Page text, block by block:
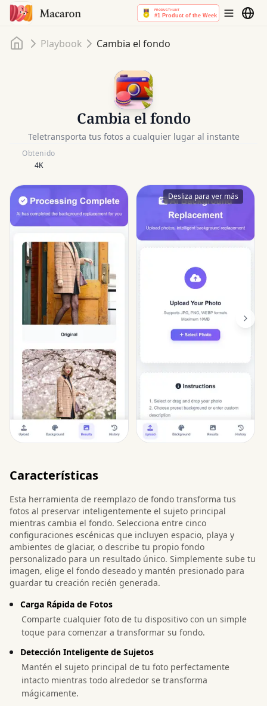
InicioPlaybook Cambia el fondo
Cambia el fondo
Teletransporta tus fotos a cualquier lugar al instante
Obtenido
4K
Desliza para ver más
Características
Esta herramienta de reemplazo de fondo transforma tus
fotos al preservar inteligentemente el sujeto principal
mientras cambia el fondo. Selecciona entre cinco
configuraciones escénicas que incluyen espacio, playa y
ambientes de glaciar, o describe tu propio fondo
personalizado para un resultado único. Simplemente sube tu
imagen, elige el fondo deseado y mantén presionado para
guardar tu creación recién generada.
Carga Rápida de Fotos
Comparte cualquier foto de tu dispositivo con un simple
toque para comenzar a transformar su fondo.
Detección Inteligente de Sujetos
Mantén el sujeto principal de tu foto perfectamente
intacto mientras todo alrededor se transforma
mágicamente.